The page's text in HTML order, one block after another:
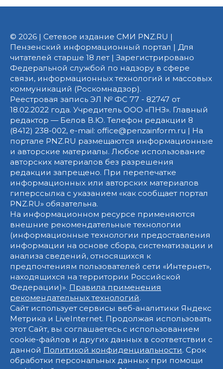
© 2026 | Сетевое издание СМИ PNZ.RU |
Пензенский информационный портал | Для
читателей старше 18 лет | Зарегистрировано
Федеральной службой по надзору в сфере
связи, информационных технологий и массовых
коммуникаций (Роскомнадзор).
Реестровая запись ЭЛ № ФС 77 - 82747 от
18.02.2022 года. Учредитель ООО «ПНЗ». Главный
редактор — Белов В.Ю. Телефон редакции 8
(8412) 238-002, e-mail: office@penzainform.ru | На
портале PNZ.RU размещаются информационные
и авторские материалы. Любое использование
авторских материалов без разрешения
редакции запрещено. При перепечатке
информационных или авторских материалов
гиперссылка с указанием «как сообщает портал
PNZ.RU» обязательна.
На информационном ресурсе применяются
внешние рекомендательные технологии
(информационные технологии предоставления
информации на основе сбора, систематизации и
анализа сведений, относящихся к
предпочтениям пользователей сети «Интернет»,
находящихся на территории Российской
Федерации)». Правила применения
рекомендательных технологий.
Сайт использует сервисы веб-аналитики Яндекс
Метрика и LiveInternet. Продолжая использовать
этот Сайт, вы соглашаетесь с использованием
cookie-файлов и других данных в соответствии с
данной Политикой конфиденциальности. Срок
обработки персональных данных при помощи